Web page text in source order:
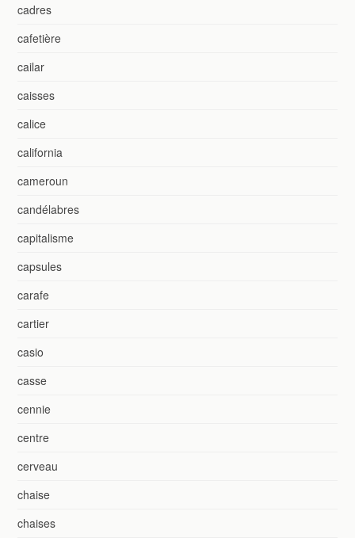
cadres
cafetière
cailar
caisses
calice
california
cameroun
candélabres
capitalisme
capsules
carafe
cartier
casio
casse
cennie
centre
cerveau
chaise
chaises